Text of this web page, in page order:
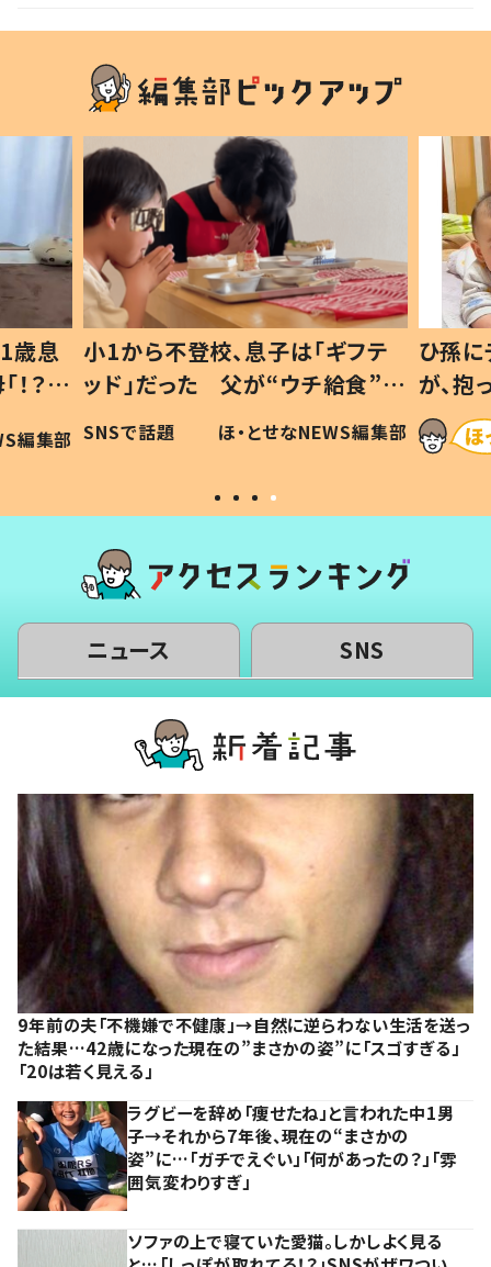
フテ
食”を
編集部
ひ孫にデレデレな80歳じいじ
が、抱っこすると…ひ孫の反応に
「涙が出ました」「可愛くて仕方な
い」
ほ・とせなNEWS編集部
ニュース SNS
9年前の夫「不機嫌で不健康」→自然に逆らわない生活を送っ
た結果…42歳になった現在の”まさかの姿”に「スゴすぎる」
「20は若く見える」
ラグビーを辞め「痩せたね」と言われた中1男
子→それから7年後、現在の“まさかの
姿”に…「ガチでえぐい」「何があったの？」「雰
囲気変わりすぎ」
ソファの上で寝ていた愛猫。しかしよく見る